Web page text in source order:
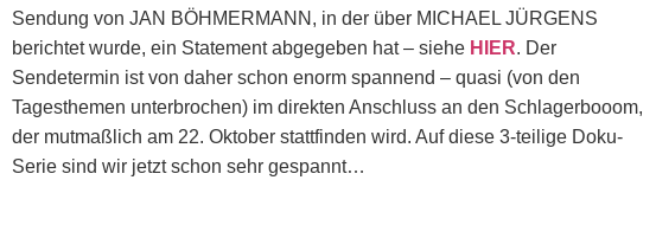
Sendung von JAN BÖHMERMANN, in der über MICHAEL JÜRGENS
berichtet wurde, ein Statement abgegeben hat – siehe HIER. Der
Sendetermin ist von daher schon enorm spannend – quasi (von den
Tagesthemen unterbrochen) im direkten Anschluss an den Schlagerbooom,
der mutmaßlich am 22. Oktober stattfinden wird. Auf diese 3-teilige Doku-
Serie sind wir jetzt schon sehr gespannt…